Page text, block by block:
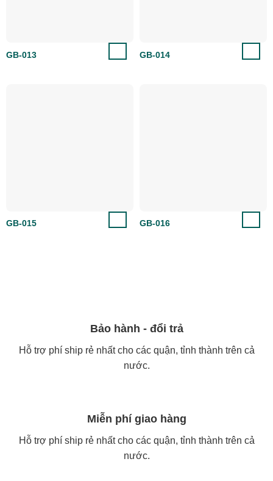
GB-013 GB-014
GB-015 GB-016
Bảo hành - đổi trả
Hỗ trợ phí ship rẻ nhất cho các quận, tỉnh thành trên cả
nước.
Miễn phí giao hàng
Hỗ trợ phí ship rẻ nhất cho các quận, tỉnh thành trên cả
nước.